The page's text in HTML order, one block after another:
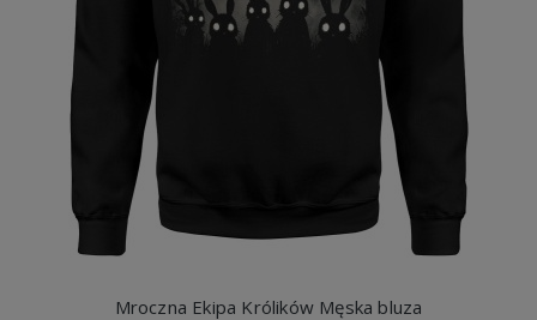
Mroczna Ekipa Królików Męska bluza